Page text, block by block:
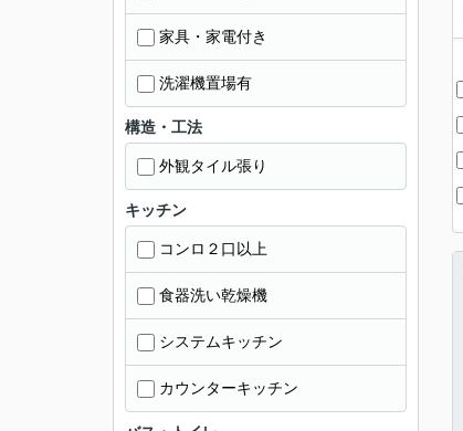
家具・家電付き
洗濯機置場有
構造・工法
外観タイル張り
キッチン
コンロ２口以上
食器洗い乾燥機
システムキッチン
カウンターキッチン